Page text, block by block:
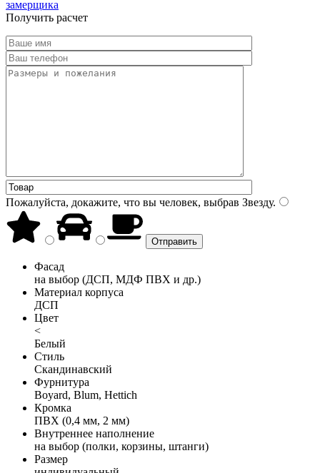
замерщика
Получить расчет
Пожалуйста, докажите, что вы человек, выбрав Звезду.
Фасад
на выбор (ДСП, МДФ ПВХ и др.)
Материал корпуса
ДСП
Цвет
<
Белый
Стиль
Скандинавский
Фурнитура
Boyard, Blum, Hettich
Кромка
ПВХ (0,4 мм, 2 мм)
Внутреннее наполнение
на выбор (полки, корзины, штанги)
Размер